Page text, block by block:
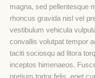
magna, sed pellentesque
rhoncus gravida nisl vel
vestibulum vehicula
convallis volutpat tempor
taciti sociosqu ad litora
inceptos himenaeos.